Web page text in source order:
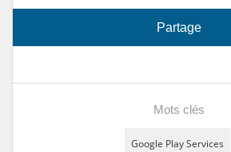
Partage
Mots clés
Google Play Services